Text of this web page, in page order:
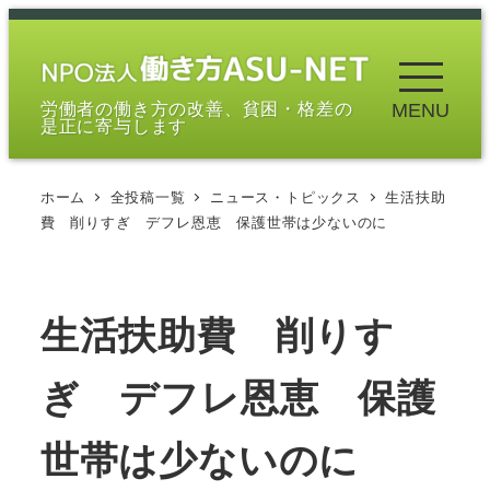
メ
労働者の働き方の改善、貧困・格差の
是正に寄与します
MENU
ホーム 全投稿一覧 ニュース・トピックス
生活扶助
費 削りすぎ デフレ恩恵 保護世帯は少ないのに
生活扶助費 削りす
ぎ デフレ恩恵 保護
世帯は少ないのに